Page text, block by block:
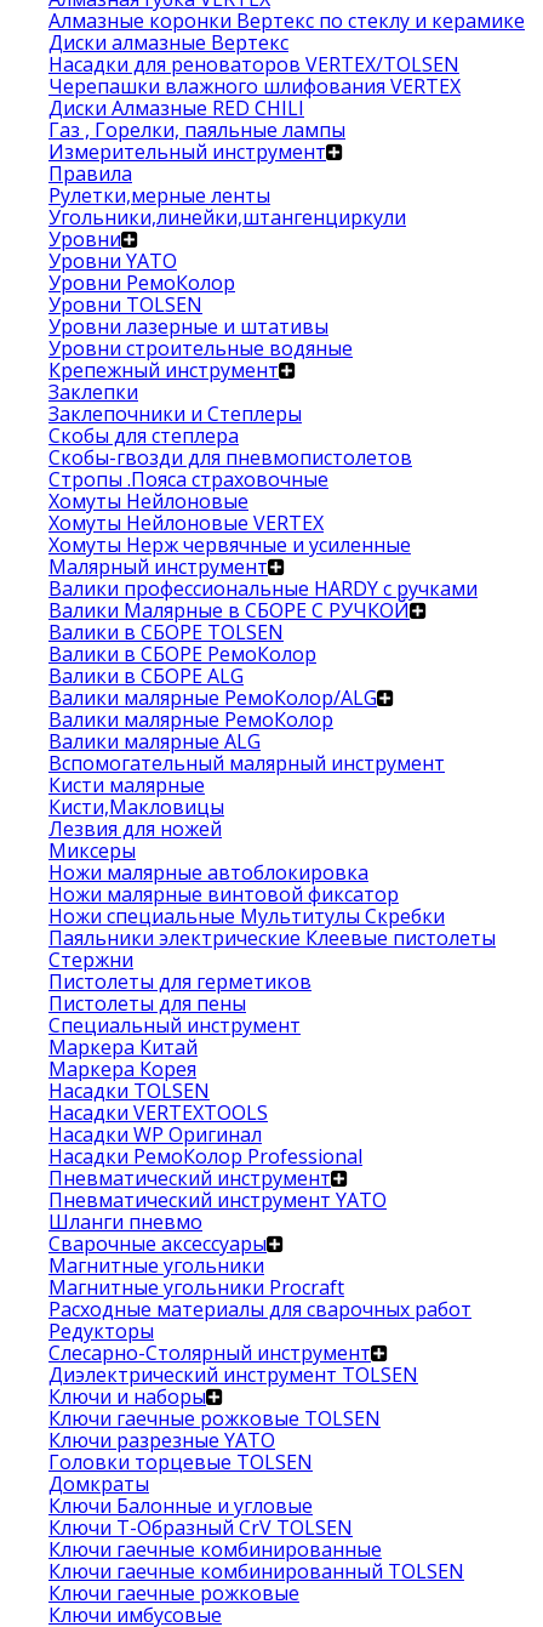
Алмазные коронки Вертекс по стеклу и керамике
Диски алмазные Вертекс
Насадки для реноваторов VERTEX/TOLSEN
Черепашки влажного шлифования VERTEX
Диски Алмазные RED CHILI
Газ , Горелки, паяльные лампы
Измерительный инструмент
Правила
Рулетки,мерные ленты
Угольники,линейки,штангенциркули
Уровни
Уровни YATO
Уровни РемоКолор
Уровни TOLSEN
Уровни лазерные и штативы
Уровни строительные водяные
Крепежный инструмент
Заклепки
Заклепочники и Степлеры
Скобы для степлера
Скобы-гвозди для пневмопистолетов
Стропы .Пояса страховочные
Хомуты Нейлоновые
Хомуты Нейлоновые VERTEX
Хомуты Нерж червячные и усиленные
Малярный инструмент
Валики профессиональные HARDY с ручками
Валики Малярные в СБОРЕ С РУЧКОЙ
Валики в СБОРЕ TOLSEN
Валики в СБОРЕ РемоКолор
Валики в СБОРЕ ALG
Валики малярные РемоКолор/ALG
Валики малярные РемоКолор
Валики малярные ALG
Вспомогательный малярный инструмент
Кисти малярные
Кисти,Макловицы
Лезвия для ножей
Миксеры
Ножи малярные автоблокировка
Ножи малярные винтовой фиксатор
Ножи специальные Мультитулы Скребки
Паяльники электрические Клеевые пистолеты
Стержни
Пистолеты для герметиков
Пистолеты для пены
Специальный инструмент
Маркера Китай
Маркера Корея
Насадки TOLSEN
Насадки VERTEXTOOLS
Насадки WP Оригинал
Насадки РемоКолор Professional
Пневматический инструмент
Пневматический инструмент YATO
Шланги пневмо
Сварочные аксессуары
Магнитные угольники
Магнитные угольники Procraft
Расходные материалы для сварочных работ
Редукторы
Слесарно-Столярный инструмент
Диэлектрический инструмент TOLSEN
Ключи и наборы
Ключи гаечные рожковые TOLSEN
Ключи разрезные YATO
Головки торцевые TOLSEN
Домкраты
Ключи Балонные и угловые
Ключи Т-Образный CrV TOLSEN
Ключи гаечные комбинированные
Ключи гаечные комбинированный TOLSEN
Ключи гаечные рожковые
Ключи имбусовые